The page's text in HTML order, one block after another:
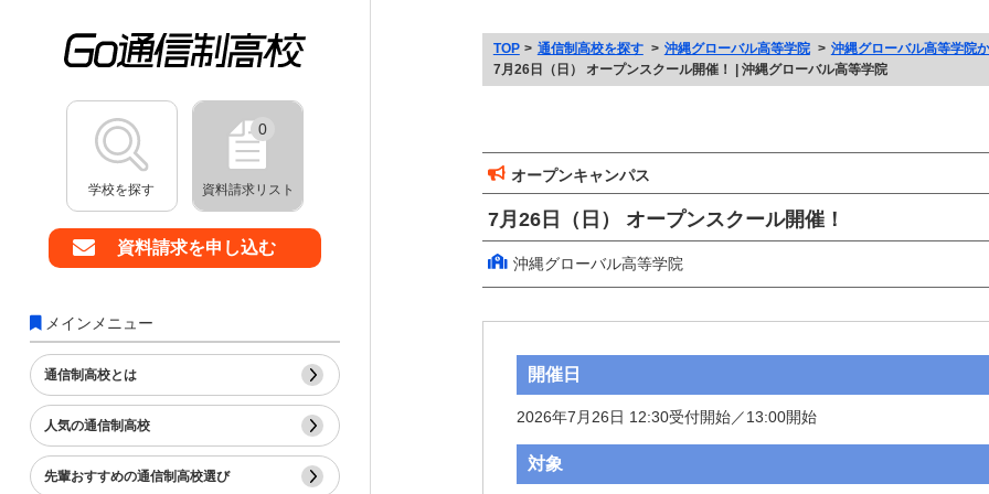
学校を探す
0
資料請求リスト
資料請求を申し込む
メインメニュー
通信制高校とは
人気の通信制高校
先輩おすすめの通信制高校選び
TOP 通信制高校を探す 沖縄グローバル高等学院
沖縄グローバル高等学院
7月26日（日） オープンスクール開催！ | 沖縄グローバル高等学院
オープンキャンパス
7月26日（日） オープンスクール開催！
沖縄グローバル高等学院
開催日
2026年7月26日 12:30受付開始／13:00開始
対象